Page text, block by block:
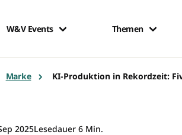
W&V Events Themen
Marke KI-Produktion in Rekordzeit:
2025Lesedauer 6 Min.